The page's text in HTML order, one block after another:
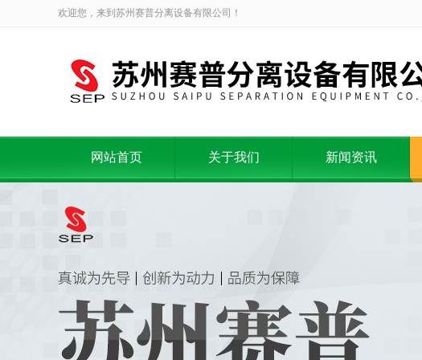
欢迎您，来到苏州赛普分离设备有限公司！
网站首页 关于我们 新闻资讯